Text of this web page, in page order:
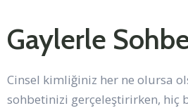
Gaylerle
Cinsel kimliğiniz her ne olursa
sohbetinizi gerçeleştirirken, hiç